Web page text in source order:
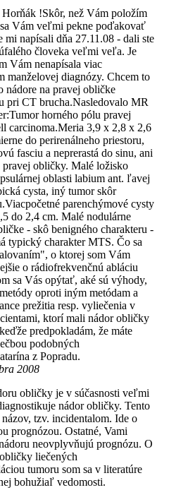
!Skôr, než Vám položím
Vám veľmi pekne poďakovať
mi napísali dňa 27.11.08 - dali ste
človeka veľmi veľa. Je
Vám nenapísala viac
manželovej diagnózy. Chcem to
nádore na pravej obličke
pri CT brucha.Nasledovalo MR
horného pólu pravej
carcinoma.Meria 3,9 x 2,8 x 2,6
do perirenálneho priestoru,
fasciu a neprerastá do sinu, ani
obličky. Malé ložisko
oblasti labium ant. ľavej
cysta, iný tumor skôr
parenchýmové cysty
do 2,4 cm. Malé nodulárne
- skô benigného charakteru -
typický charakter MTS. Čo sa
o ktorej som Vám
o rádiofrekvenčnú abláciu
sa Vás opýtať, aké sú výhody,
oproti iným metódam a
prežitia resp. vyliečenia v
ktorí mali nádor obličky
predpokladám, že máte
podobných
z Popradu.
2008
obličky je v súčasnosti veľmi
nádor obličky. Tento
tzv. incidentalom. Ide o
prognózou. Ostatné, Vami
neovplyvňujú prognózu. O
liečených
tumoru som sa v literatúre
bohužiaľ vedomosti.